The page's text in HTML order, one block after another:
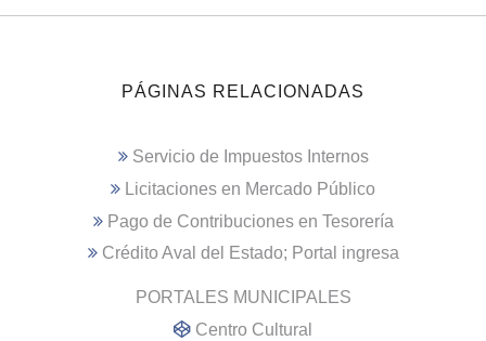
PÁGINAS RELACIONADAS
Servicio de Impuestos Internos
Licitaciones en Mercado Público
Pago de Contribuciones en Tesorería
Crédito Aval del Estado; Portal ingresa
PORTALES MUNICIPALES
Centro Cultural